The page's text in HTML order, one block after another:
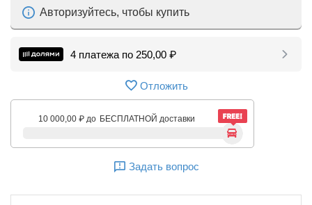
Авторизуйтесь, чтобы купить
4 платежа по 250,00 ₽
Отложить
10 000,00 ₽ до БЕСПЛАТНОЙ доставки
Задать вопрос